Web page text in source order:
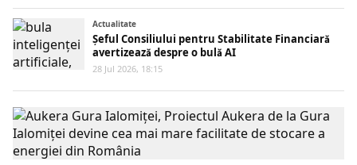
Actualitate
Șeful Consiliului pentru Stabilitate Financiară
avertizează despre o bulă AI
28 Jul 2026, 18:15